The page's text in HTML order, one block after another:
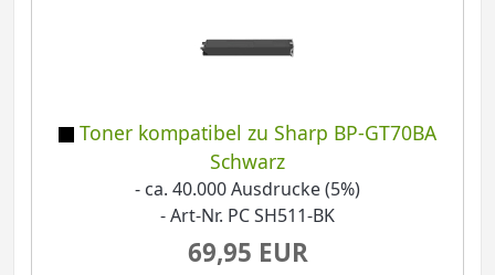
Toner kompatibel zu Sharp BP-GT70BA
Schwarz
- ca. 40.000 Ausdrucke (5%)
- Art-Nr. PC SH511-BK
69,95 EUR